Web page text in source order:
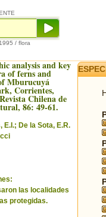
/ flora
analysis and key
of ferns and
Mburucuyá
Corrientes,
Chilena de
86: 49-61.
E.I.; De la Sota, E.R.
las localidades
protegidas.